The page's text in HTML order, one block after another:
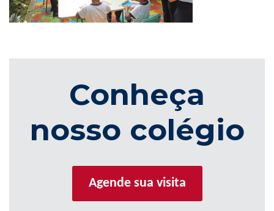
Conheça
nosso colégio
Agende sua visita